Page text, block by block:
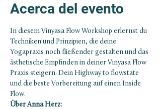
Acerca del evento
In diesem Vinyasa Flow Workshop erlernst du
Techniken und Prinzipien, die deine
Yogapraxis noch fließender gestalten und das
ästhetische Empfinden in deiner Vinyasa Flow
Praxis steigern. Dein Highway to flowstate
und die beste Vorbereitung auf einen Inside
Flow.
Über Anna Herz: